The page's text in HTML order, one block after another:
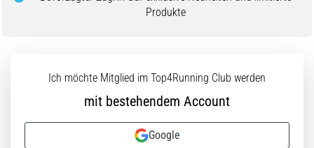
Ursachen
Produkte
Ich möchte Mitglied im Top4Running Club werden
mit bestehendem Account
Google